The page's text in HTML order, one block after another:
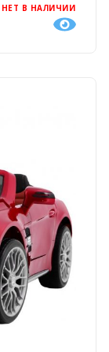
НЕТ В НАЛИЧИИ